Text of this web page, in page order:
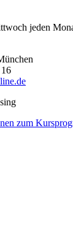
jeden
zum